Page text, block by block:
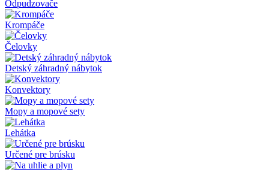
Odpudzovače
Krompáče
Čelovky
Detský záhradný nábytok
Konvektory
Mopy a mopové sety
Lehátka
Určené pre brúsku